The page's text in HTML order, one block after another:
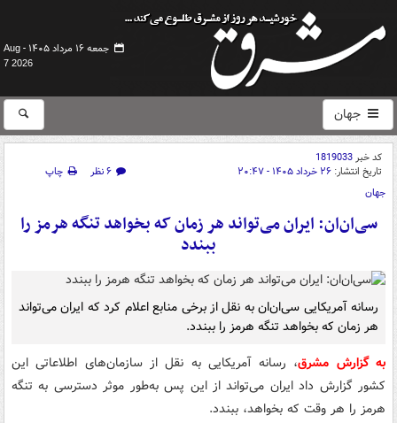
جمعه ۱۶ مرداد ۱۴۰۵ -
Aug
7 2026
جهان
کد خبر1819033
تاریخ انتشار: ۲۶ خرداد ۱۴۰۵ - ۲۰:۴۷ ۶ نظر
چاپ
جهان
سی‌ان‌ان: ایران می‌تواند هر زمان که بخواهد تنگه هرمز را
ببندد
رسانه آمریکایی سی‌ان‌ان به نقل از برخی منابع اعلام کرد که ایران می‌تواند
هر زمان که بخواهد تنگه هرمز را ببندد.
به گزارش مشرق، رسانه آمریکایی به نقل از سازمان‌های اطلاعاتی این
کشور گزارش داد ایران می‌تواند از این پس به‌طور موثر دسترسی به تنگه
هرمز را هر وقت که بخواهد، ببندد.